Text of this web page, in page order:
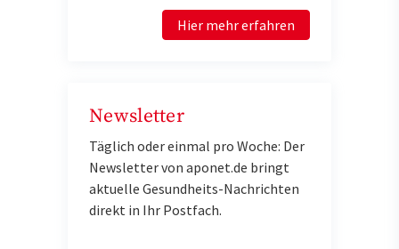
Hier mehr erfahren
Newsletter
Täglich oder einmal pro Woche: Der
Newsletter von aponet.de bringt
aktuelle Gesundheits-Nachrichten
direkt in Ihr Postfach.